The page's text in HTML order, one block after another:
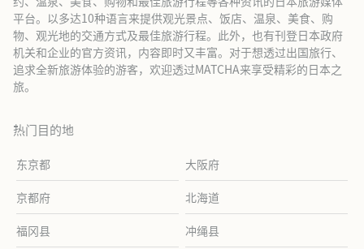
平台。以多达10种语言来提供观光景点、饭店、温泉、美食、购
物、观光地的交通方式及最佳旅游行程。此外，也有刊登日本政府
机关和企业的官方资讯，内容即时又丰富。对于想透过出国旅行、
追求全新旅游体验的游客，欢迎透过MATCHA来享受精彩的日本之
旅。
热门目的地
东京都 大阪府
京都府 北海道
福冈县 冲绳县